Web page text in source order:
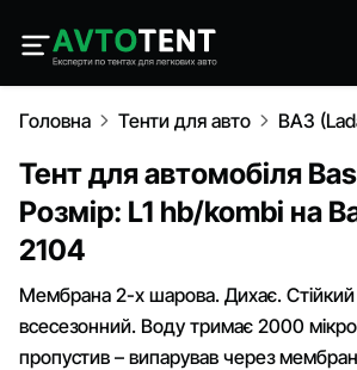
Головна Тенти для авто ВАЗ
Тент для автомобіля
Розмір: L1 hb/kombi на
2104
Мембрана 2-х шарова. Дихає. Стійкий
всесезонний. Воду тримає 2000
пропустив – випарував через